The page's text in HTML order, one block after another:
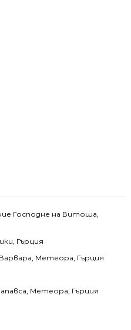
Господне на Витоша,
Гърция
Метеора, Гърция
Метеора, Гърция